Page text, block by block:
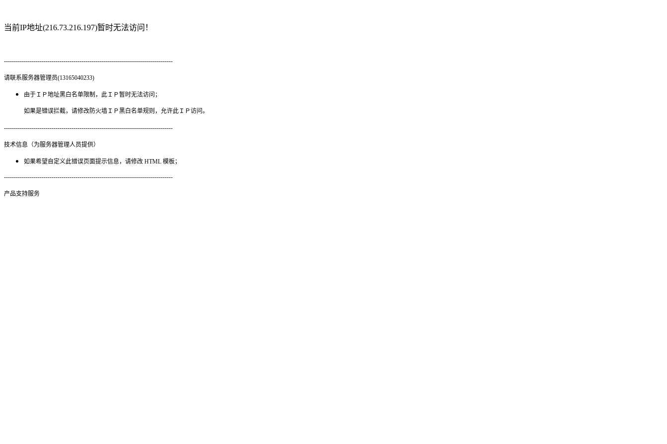
当前IP地址(216.73.216.197)暂时无法访问！
-------------------------------------------------------------------------------------
请联系服务器管理员(13165040233)
由于ＩＰ地址黑白名单限制，此ＩＰ暂时无法访问；
如果是错误拦截，请修改防火墙ＩＰ黑白名单规则，允许此ＩＰ访问。
-------------------------------------------------------------------------------------
技术信息（为服务器管理人员提供）
如果希望自定义此错误页面提示信息，请修改 HTML 模板；
-------------------------------------------------------------------------------------
产品支持服务